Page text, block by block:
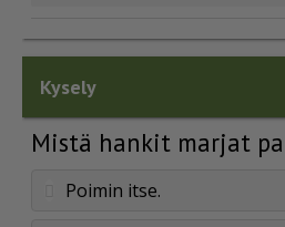
Kysely
Mistä hankit marjat
Poimin itse.